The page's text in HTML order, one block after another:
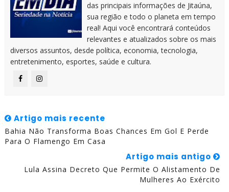
das principais informações de Jitaúna,
sua região e todo o planeta em tempo
real! Aqui você encontrará conteúdos
relevantes e atualizados sobre os mais
diversos assuntos, desde política, economia, tecnologia,
entretenimento, esportes, saúde e cultura.
Artigo mais recente
Bahia Não Transforma Boas Chances Em Gol E Perde
Para O Flamengo Em Casa
Artigo mais antigo
Lula Assina Decreto Que Permite O Alistamento De
Mulheres Ao Exército